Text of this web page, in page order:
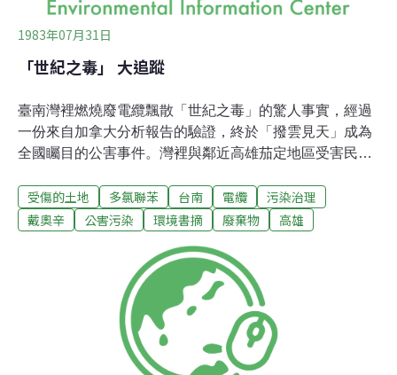
1983年07月31日
「世紀之毒」 大追蹤
臺南灣裡燃燒廢電纜飄散「世紀之毒」的驚人事實，經過
一份來自加拿大分析報告的驗證，終於「撥雲見天」成為
全國矚目的公害事件。灣裡與鄰近高雄茄定地區受害民眾
奧辛」（Dioxin）在毒物排行榜的惡名，恐怕濃煙蔽空的
日子還要持續下去。燃燒廢電纜飄散濃煙造成污染已持續
注意的是那種投訴無門的苦痛，逼得少數村民採取暴力手
段「自力救濟」；茄定鄉的幾位村長也在居民群體壓力之
下，被迫以集體辭職為要脅，促請上級單位正視問題的嚴
重性。去年8月25日，瑞典Umea大學有機化學系主任克利
斯多夫拉培到臺灣訪問，提出「戴奧辛」對人體健康傷害
的警告。終於引起衛生當局的注意。並在11月底到灣裡採
受傷的土地 多氯聯苯 台南 電纜
污染治理
戴奧辛
公害污染 環境書摘 廢棄物 高雄